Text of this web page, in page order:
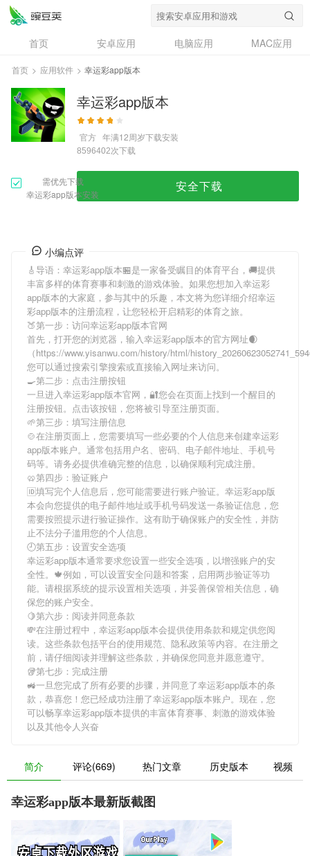
首页 安卓应用 电脑应用
MAC应用
资讯
专题
问答
首页 > 应用软件 > 幸运彩app版本
幸运彩app版本
官方 年满12周岁下载安装
8596402次下载
需优先下载
幸运彩app版本安装
安全下载
小编点评
🎸导语： 幸运彩app版本🏪是一家备受瞩目的体育平台，🚚提供
丰富多样的体育赛事和刺激的游戏体验。如果您想加入幸运彩
app版本的大家庭，参与其中的乐趣，本文将为您详细介绍幸运
彩app版本的注册流程，让您轻松开启精彩的体育之旅。
🍑第一步：访问幸运彩app版本官网
首先，打开您的浏览器，输入幸运彩app版本的官方网址🌒
（https://www.yisanwu.com/history/html/
您可以通过搜索引擎搜索或直接输入网址来访问。
🍳第二步：点击注册按钮
一旦进入幸运彩app版本官网，🔐您会在页面上找到一个醒目的
注册按钮。点击该按钮，您将被引导至注册页面。
🌱第三步：填写注册信息
🍲在注册页面上，您需要填写一些必要的个人信息来创建幸运彩
app版本账户。通常包括用户名、密码、电子邮件地址、手机号
码等。请务必提供准确完整的信息，以确保顺利完成注册。
🥨第四步：验证账户
🆔填写完个人信息后，您可能需要进行账户验证。 幸运彩app版
本会向您提供的电子邮件地址或手机号码发送一条验证信息，您
需要按照提示进行验证操作。这有助于确保账户的安全性，并防
止不法分子滥用您的个人信息。
🕘第五步：设置安全选项
幸运彩app版本通常要求您设置一些安全选项，以增强账户的安
全性。🍁例如，可以设置安全问题和答案，启用两步验证等功
能。请根据系统的提示设置相关选项，并妥善保管相关信息，确
保您的账户安全。
🍋第六步：阅读并同意条款
💸在注册过程中， 幸运彩app版本会提供使用条款和规定供您阅
读。这些条款包括平台的使用规范、隐私政策等内容。在注册之
前，请仔细阅读并理解这些条款，并确保您同意并愿意遵守。
🥡第七步：完成注册
🚜一旦您完成了所有必要的步骤，并同意了幸运彩app版本的条
款，恭喜您！您已经成功注册了幸运彩app版本账户。现在，您
可以畅享幸运彩app版本提供的丰富体育赛事、刺激的游戏体验
以及其他令人兴奋
简介 评论(669) 热门文章 历史版本 视频
幸运彩app版本最新版截图